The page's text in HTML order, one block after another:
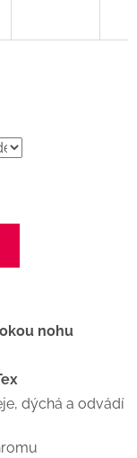
nohu
dýchá a odvádí